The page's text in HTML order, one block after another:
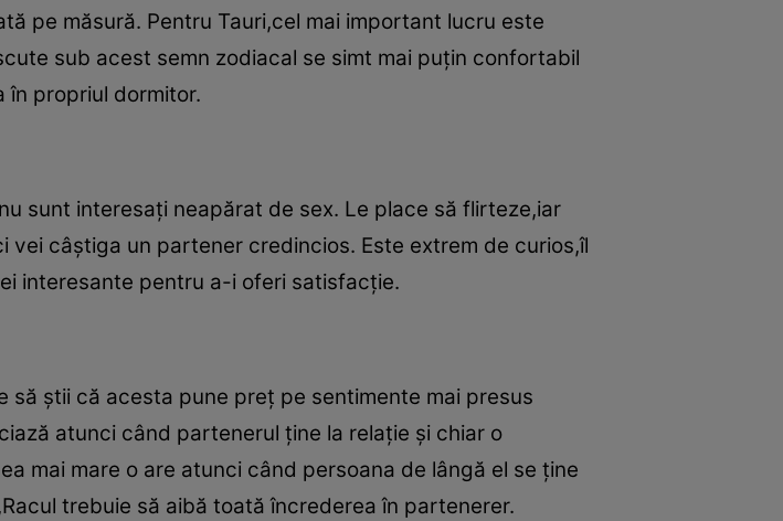
pe măsură. Pentru Tauri,cel mai important lucru este
sub acest semn zodiacal se simt mai puţin confortabil
propriul dormitor.
sunt interesaţi neapărat de sex. Le place să flirteze,iar
câştiga un partener credincios. Este extrem de curios,îl
interesante pentru a-i oferi satisfacţie.
ştii că acesta pune preţ pe sentimente mai presus
atunci când partenerul ţine la relaţie şi chiar o
mai mare o are atunci când persoana de lângă el se ţine
trebuie să aibă toată încrederea în partenerer.